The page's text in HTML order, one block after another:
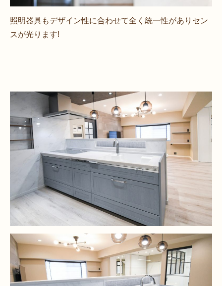
照明器具もデザイン性に合わせて全く統一性がありセン
スが光ります!